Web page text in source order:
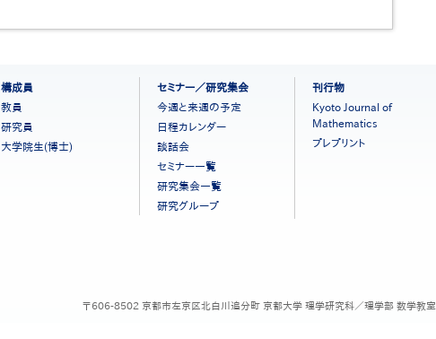
構成員
教員
研究員
大学院生(博士)
セミナー／研究集会
今週と来週の予定
日程カレンダー
談話会
セミナー一覧
研究集会一覧
研究グループ
刊行物
Kyoto Journal of
Mathematics
プレプリント
〒606-8502 京都市左京区北白川追分町 京都大学 理学研究科／理学部 数学教室